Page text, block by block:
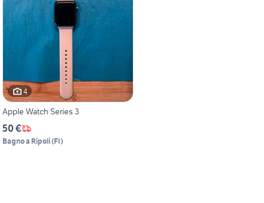
4
Apple Watch Series 3
50 €
Bagno a Ripoli(FI)